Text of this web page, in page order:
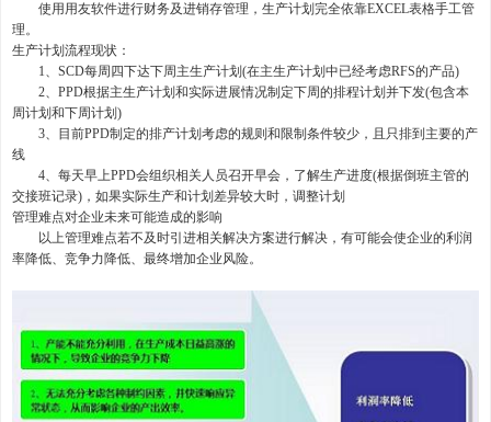
使用用友软件进行财务及进销存管理，生产计划完全依靠EXCEL表格手工管
理。
生产计划流程现状：
1、SCD每周四下达下周主生产计划(在主生产计划中已经考虑RFS的产品)
2、PPD根据主生产计划和实际进展情况制定下周的排程计划并下发(包含本
周计划和下周计划)
3、目前PPD制定的排产计划考虑的规则和限制条件较少，且只排到主要的产
线
4、每天早上PPD会组织相关人员召开早会，了解生产进度(根据倒班主管的
交接班记录)，如果实际生产和计划差异较大时，调整计划
管理难点对企业未来可能造成的影响
以上管理难点若不及时引进相关解决方案进行解决，有可能会使企业的利润
率降低、竞争力降低、最终增加企业风险。